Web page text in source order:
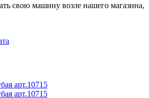
свою машину возле нашего магазина,